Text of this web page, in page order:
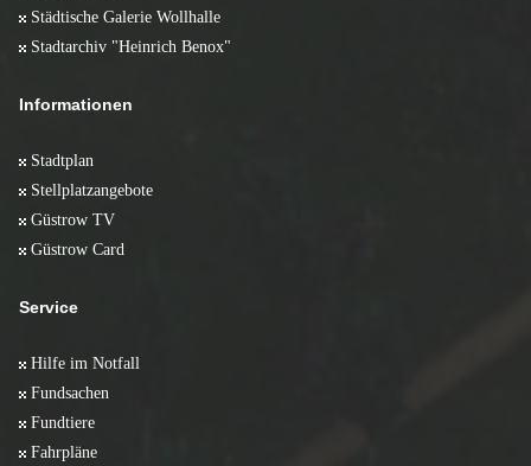
Städtische Galerie Wollhalle
Stadtarchiv "Heinrich Benox"
Informationen
Stadtplan
Stellplatzangebote
Güstrow TV
Güstrow Card
Service
Hilfe im Notfall
Fundsachen
Fundtiere
Fahrpläne